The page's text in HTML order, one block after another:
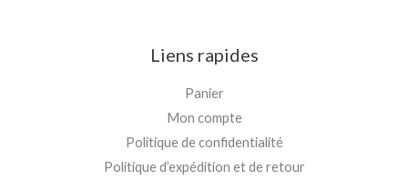
Liens rapides
Panier
Mon compte
Politique de confidentialité
Politique d’expédition et de retour